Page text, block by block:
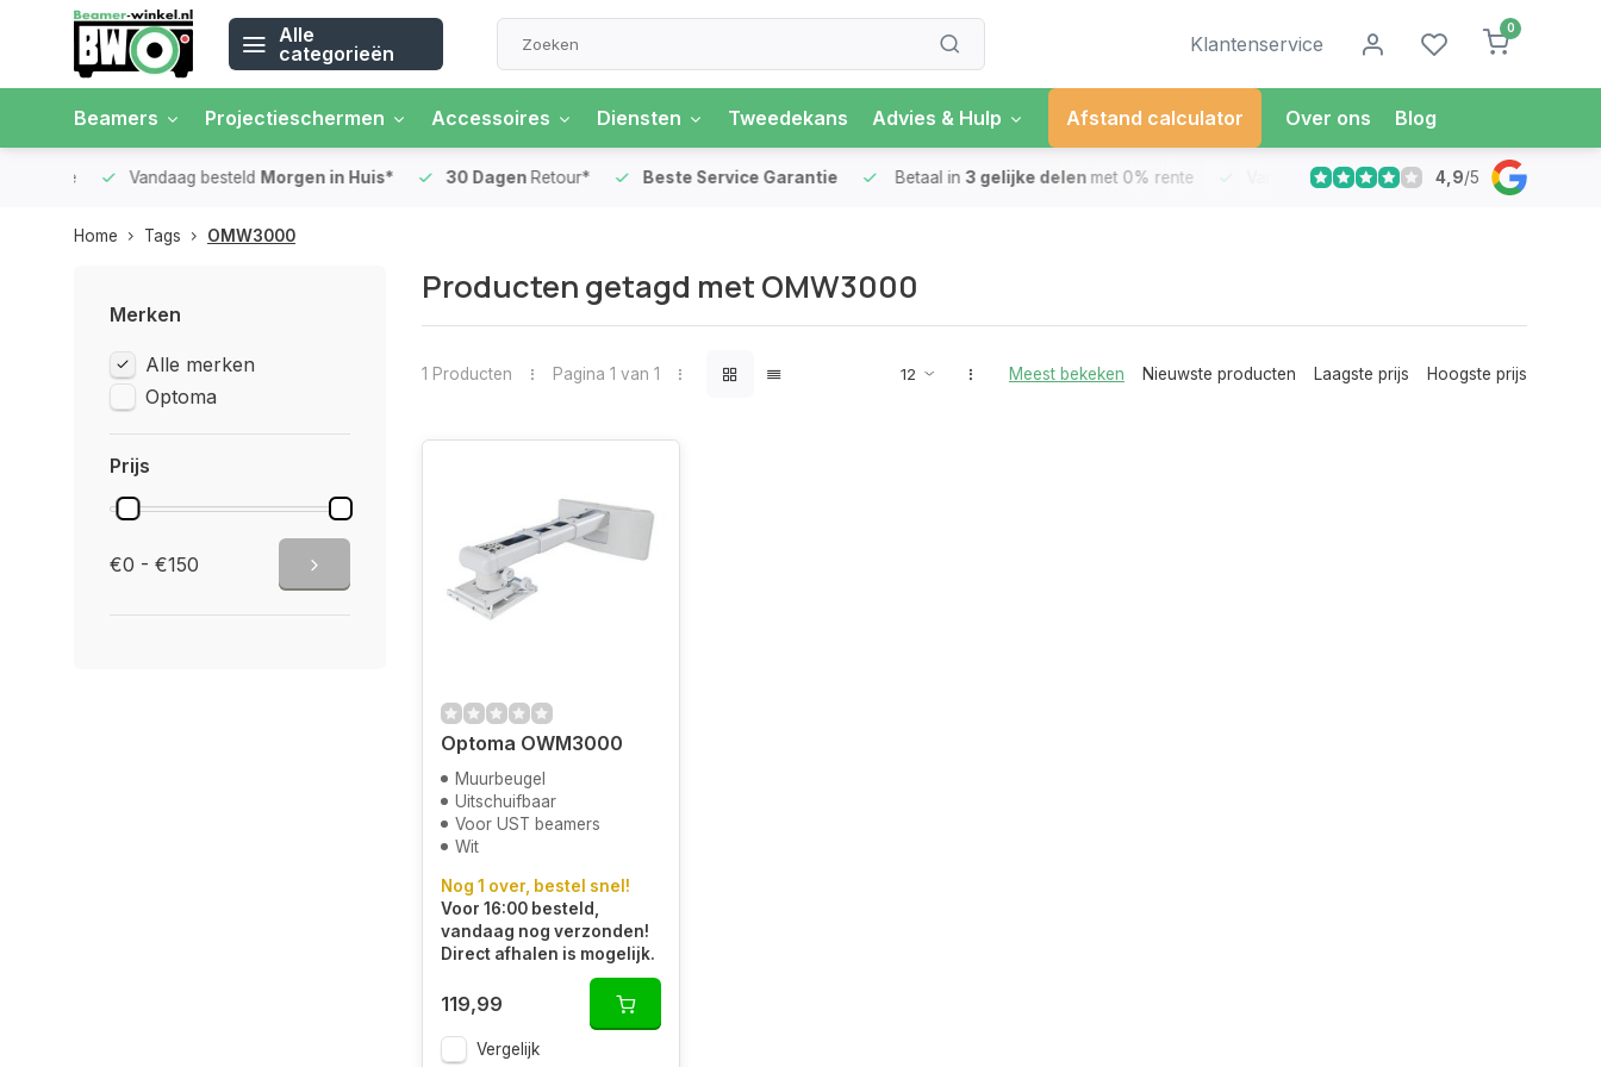
Alle
categorieën
Klantenservice
0
Beamers Projectieschermen Accessoires Diensten Tweedekans Advies & Hulp Afstand calculator Over ons Blog
Vandaag besteldMorgen in Huis* 30 DagenRetour* Beste Service Garantie Betaal in 3 gelijke delen met 0% rente Vandaag besteldMorgen in Huis*
4,9/5
Home Tags OMW3000
Merken
Alle merken
Optoma
Prijs
€0 - €150
Producten getagd met OMW3000
1 Producten Pagina 1 van 1 Meest bekeken Nieuwste producten Laagste prijs Hoogste prijs
Optoma OWM3000
Muurbeugel
Uitschuifbaar
Voor UST beamers
Wit
Nog 1 over, bestel snel!
Voor 16:00 besteld,
vandaag nog verzonden!
Direct afhalen is mogelijk.
119,99
Vergelijk